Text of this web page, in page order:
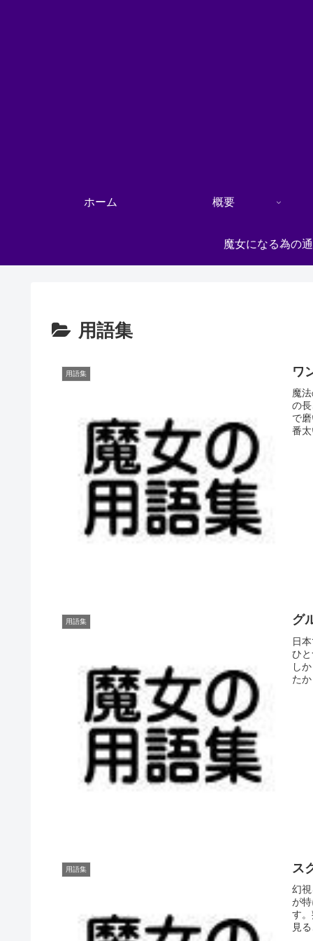
ホーム 概要
魔女になる為の
用語集
用語集 ワ
魔
の
で
番
用語集 グ
日
ひ
し
た
用語集 ス
幻
が
す
見